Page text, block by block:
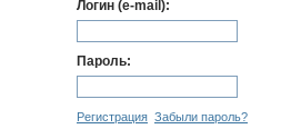
Логин (e-mail):
Пароль:
Регистрация Забыли пароль?